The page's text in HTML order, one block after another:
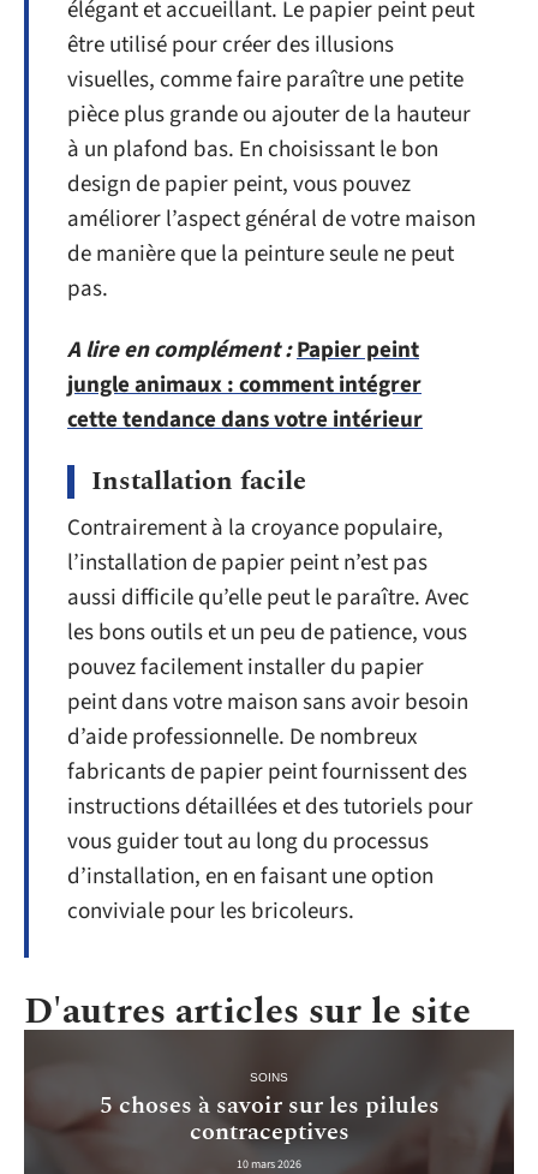
élégant et accueillant. Le papier peint peut
être utilisé pour créer des illusions
visuelles, comme faire paraître une petite
pièce plus grande ou ajouter de la hauteur
à un plafond bas. En choisissant le bon
design de papier peint, vous pouvez
améliorer l’aspect général de votre maison
de manière que la peinture seule ne peut
pas.
A lire en complément :Papier peint
jungle animaux : comment intégrer
cette tendance dans votre intérieur
Installation facile
Contrairement à la croyance populaire,
l’installation de papier peint n’est pas
aussi difficile qu’elle peut le paraître. Avec
les bons outils et un peu de patience, vous
pouvez facilement installer du papier
peint dans votre maison sans avoir besoin
d’aide professionnelle. De nombreux
fabricants de papier peint fournissent des
instructions détaillées et des tutoriels pour
vous guider tout au long du processus
d’installation, en en faisant une option
conviviale pour les bricoleurs.
D'autres articles sur le site
SOINS
5 choses à savoir sur les pilules
contraceptives
10 mars 2026